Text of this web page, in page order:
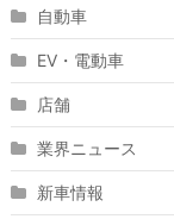
自動車
EV・電動車
店舗
業界ニュース
新車情報